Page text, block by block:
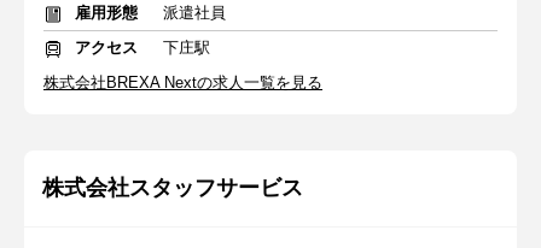
雇用形態
派遣社員
アクセス
下庄駅
株式会社BREXA Nextの求人一覧を見る
株式会社スタッフサービス